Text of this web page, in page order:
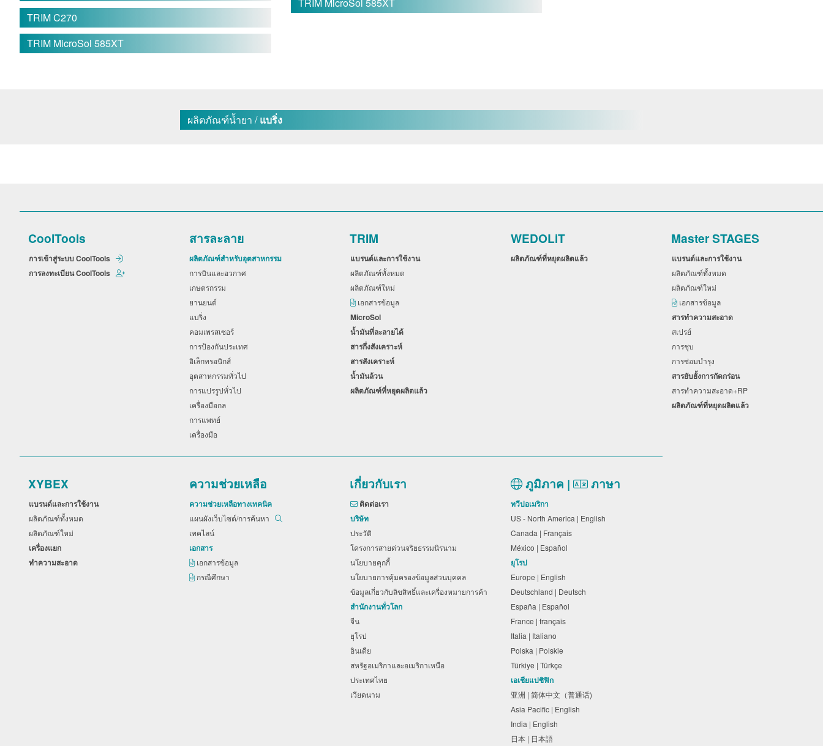
TRIM C270
TRIM MicroSol 585XT
ผลิตภัณฑ์น้ำยา /แบริ่ง
CoolTools
การเข้าสู่ระบบ CoolTools
การลงทะเบียน CoolTools
สารละลาย
ผลิตภัณฑ์สำหรับอุตสาหกรรม
การบินและอวกาศ
เกษตรกรรม
ยานยนต์
แบริ่ง
คอมเพรสเซอร์
การป้องกันประเทศ
อิเล็กทรอนิกส์
อุตสาหกรรมทั่วไป
การแปรรูปทั่วไป
เครื่องมือกล
การแพทย์
เครื่องมือ
TRIM
แบรนด์และการใช้งาน
ผลิตภัณฑ์ทั้งหมด
ผลิตภัณฑ์ใหม่
เอกสารข้อมูล
MicroSol
น้ำมันที่ละลายได้
สารกึ่งสังเคราะห์
สารสังเคราะห์
น้ำมันล้วน
ผลิตภัณฑ์ที่หยุดผลิตแล้ว
WEDOLiT
ผลิตภัณฑ์ที่หยุดผลิตแล้ว
Master STAGES
แบรนด์และการใช้งาน
ผลิตภัณฑ์ทั้งหมด
ผลิตภัณฑ์ใหม่
เอกสารข้อมูล
สารทำความสะอาด
สเปรย์
การชุบ
การซ่อมบำรุง
สารยับยั้งการกัดกร่อน
สารทำความสะอาด+RP
ผลิตภัณฑ์ที่หยุดผลิตแล้ว
XYBEX
แบรนด์และการใช้งาน
ผลิตภัณฑ์ทั้งหมด
ผลิตภัณฑ์ใหม่
เครื่องแยก
ทำความสะอาด
ความช่วยเหลือ
ความช่วยเหลือทางเทคนิค
แผนผังเว็บไซต์/การค้นหา
เทคไลน์
เอกสาร
เอกสารข้อมูล
กรณีศึกษา
เกี่ยวกับเรา
ติดต่อเรา
บริษัท
ประวัติ
โครงการสายด่วนจริยธรรมนิรนาม
นโยบายคุกกี้
นโยบายการคุ้มครองข้อมูลส่วนบุคคล
ข้อมูลเกี่ยวกับลิขสิทธิ์และเครื่องหมายการค้า
สำนักงานทั่วโลก
จีน
ยุโรป
อินเดีย
สหรัฐอเมริกาและอเมริกาเหนือ
ประเทศไทย
เวียดนาม
ภูมิภาค | ภาษา
ทวีปอเมริกา
US - North America | English
Canada | Français
México | Español
ยุโรป
Europe | English
Deutschland | Deutsch
España | Español
France | français
Italia | Italiano
Polska | Polskie
Türkiye | Türkçe
เอเชียแปซิฟิก
亚洲 | 简体中文（普通话)
Asia Pacific | English
India | English
日本 | 日本語